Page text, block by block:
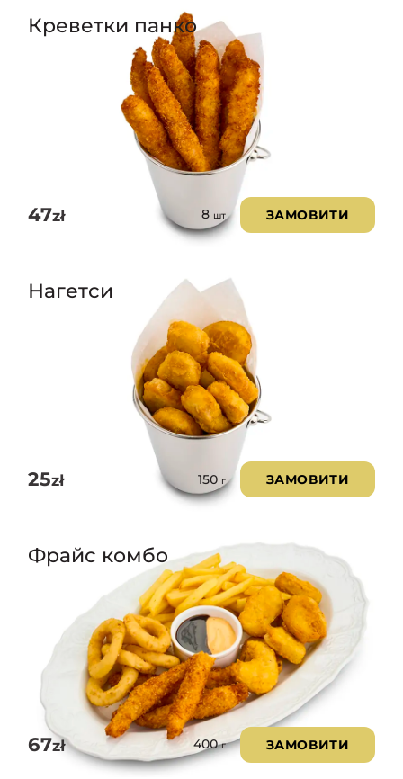
Креветки панко
47zł 8 шт ЗАМОВИТИ
Нагетси
25zł 150 г ЗАМОВИТИ
Фрайс комбо
67zł 400г ЗАМОВИТИ